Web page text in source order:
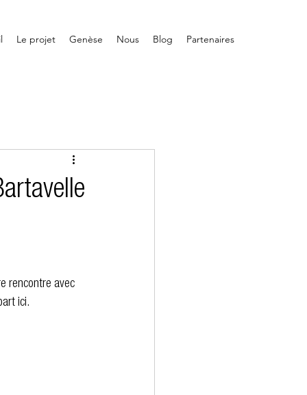
Le projet Genèse Nous Blog Partenaires
rencontre avec
ici.